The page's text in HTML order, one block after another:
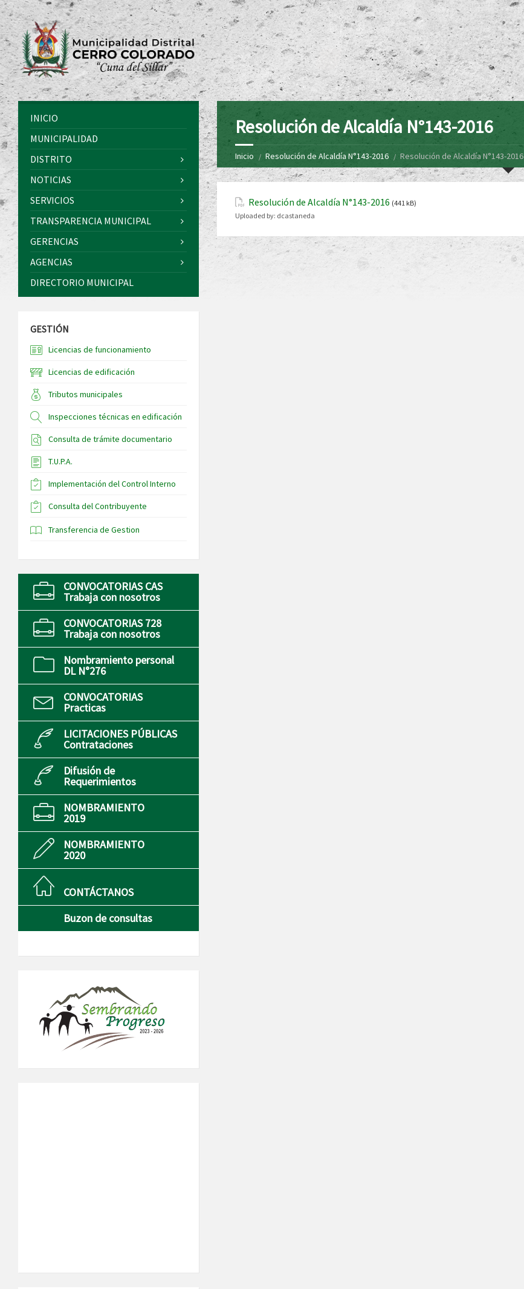
Resolución de Alcaldía N°143-2016
Inicio Resolución de Alcaldía N°143-2016 Resolución de Alcaldía N°143-2016
Resolución de Alcaldía N°143-2016 (441 kB)
Uploaded by: dcastaneda
INICIO
MUNICIPALIDAD
DISTRITO
NOTICIAS
SERVICIOS
TRANSPARENCIA MUNICIPAL
GERENCIAS
AGENCIAS
DIRECTORIO MUNICIPAL
GESTIÓN
Licencias de funcionamiento
Licencias de edificación
Tributos municipales
Inspecciones técnicas en edificación
Consulta de trámite documentario
T.U.P.A.
Implementación del Control Interno
Consulta del Contribuyente
Transferencia de Gestion
CONVOCATORIAS CAS
Trabaja con nosotros
CONVOCATORIAS 728
Trabaja con nosotros
Nombramiento personal
DL N°276
CONVOCATORIAS
Practicas
LICITACIONES PÚBLICAS
Contrataciones
Difusión de
Requerimientos
NOMBRAMIENTO
2019
NOMBRAMIENTO
2020
CONTÁCTANOS
Buzon de consultas